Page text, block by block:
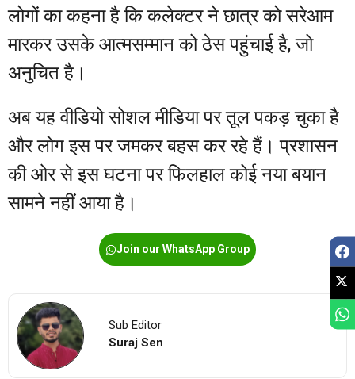
लोगों का कहना है कि कलेक्टर ने छात्र को सरेआम
मारकर उसके आत्मसम्मान को ठेस पहुंचाई है, जो
अनुचित है।
अब यह वीडियो सोशल मीडिया पर तूल पकड़ चुका है
और लोग इस पर जमकर बहस कर रहे हैं। प्रशासन
की ओर से इस घटना पर फिलहाल कोई नया बयान
सामने नहीं आया है।
Join our WhatsApp Group
Sub Editor
Suraj Sen